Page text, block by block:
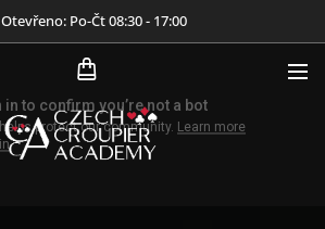
Otevřeno: Po-Čt 08:30 - 17:00